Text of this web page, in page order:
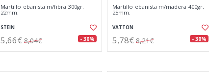
Martillo ebanista m/fibra 300gr.
22mm.
STEIN
5,66€ 8,04€ - 30%
Martillo ebanista m/madera 400gr.
25mm.
VATTON
5,78€ 8,21€ - 30%